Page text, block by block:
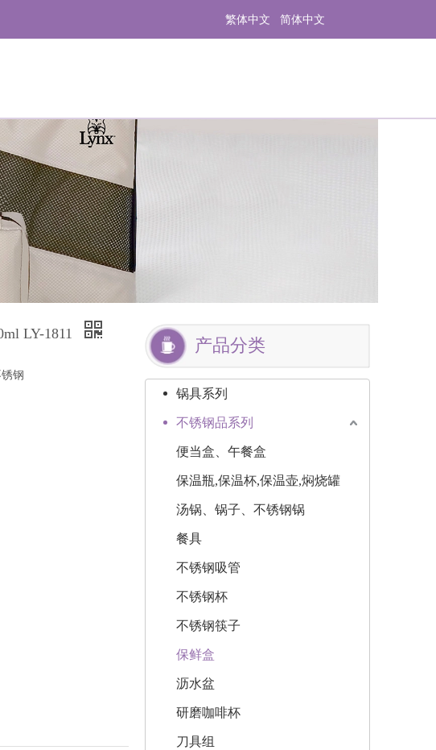
繁体中文 简体中文
LY-1811
钢
产品分类
锅具系列
不锈钢品系列
便当盒、午餐盒
保温瓶,保温杯,保温壶,焖烧罐
汤锅、锅子、不锈钢锅
餐具
不锈钢吸管
不锈钢杯
不锈钢筷子
保鲜盒
沥水盆
研磨咖啡杯
刀具组